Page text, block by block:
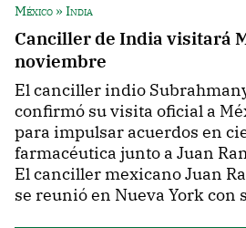
México » India
Canciller de India visitará
noviembre
El canciller indio
confirmó su visita oficial a
para impulsar acuerdos en
farmacéutica junto a Juan
El canciller mexicano Juan
se reunió en Nueva York con